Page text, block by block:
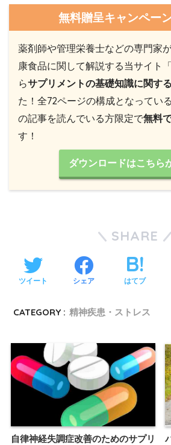
無料贈呈キャンペー
薬剤師や管理栄養士などの専門家
康食品に関して解説する当サイト
らサプリメントの基礎知識に関す
た！全72ページの構成となってい
の記事を読んでいる方限定で無料
す！
ダウンロードはこちら
SHARE
ツイート シェア はてブ
CATEGORY : 精神疾患・ストレス
自律神経失調症改善のためのサプリ